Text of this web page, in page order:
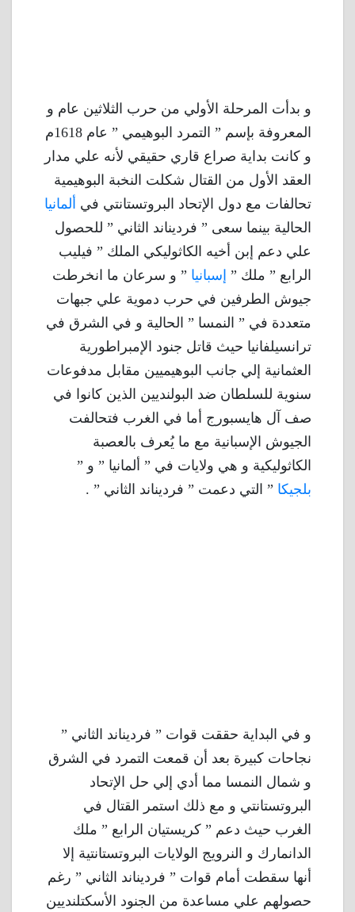
و بدأت المرحلة الأولي من حرب الثلاثين عام و
المعروفة بإسم ” التمرد البوهيمي ” عام 1618م
و كانت بداية صراع قاري حقيقي لأنه علي مدار
العقد الأول من القتال شكلت النخبة البوهيمية
تحالفات مع دول الإتحاد البروتستانتي في ألمانيا
الحالية بينما سعى ” فرديناند الثاني ” للحصول
علي دعم إبن أخيه الكاثوليكي الملك ” فيليب
الرابع ” ملك ” إسبانيا ” و سرعان ما انخرطت
جيوش الطرفين في حرب دموية علي جبهات
متعددة في ” النمسا ” الحالية و في الشرق في
ترانسيلفانيا حيث قاتل جنود الإمبراطورية
العثمانية إلي جانب البوهيميين مقابل مدفوعات
سنوية للسلطان ضد البولنديين الذين كانوا في
صف آل هايسبورج أما في الغرب فتحالفت
الجيوش الإسبانية مع ما يُعرف بالعصبة
الكاثوليكية و هي ولايات في ” ألمانيا ” و ”
بلجيكا ” التي دعمت ” فرديناند الثاني ” .
و في البداية حققت قوات ” فرديناند الثاني ”
نجاحات كبيرة بعد أن قمعت التمرد في الشرق
و شمال النمسا مما أدي إلي حل الإتحاد
البروتستانتي و مع ذلك استمر القتال في
الغرب حيث دعم ” كريستيان الرابع ” ملك
الدانمارك و النرويج الولايات البروتستانتية إلا
أنها سقطت أمام قوات ” فرديناند الثاني ” رغم
حصولهم علي مساعدة من الجنود الأسكتلنديين